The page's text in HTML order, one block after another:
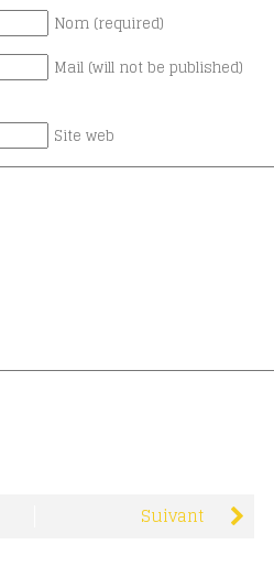
Nom (required)
Mail (will not be published)
Site web
Suivant